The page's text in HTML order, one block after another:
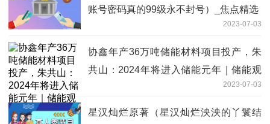
账号密码真的99级永不封号）_焦点精选
2023-07-03
协鑫年产36万吨储能材料项目投产，朱
共山：2024年将进入储能元年｜储能观
2023-07-03
星汉灿烂原著（星汉灿烂泱泱的丫鬟结